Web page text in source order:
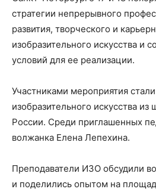
стратегии непрерывного
развития, творческого и
изобразительного искусства и
условий для ее реализации.
Участниками мероприятия
изобразительного искусства из
России. Среди приглашенных
волжанка Елена Лепехина.
Преподаватели ИЗО обсудили
и поделились опытом на